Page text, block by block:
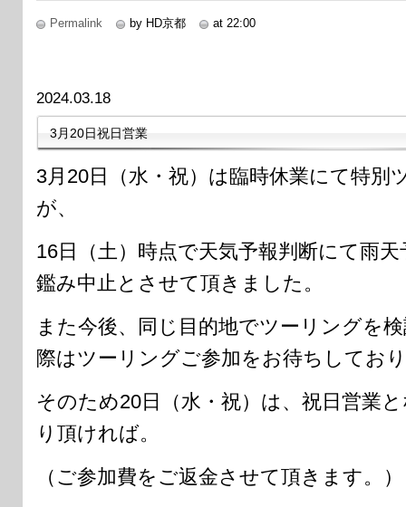
Permalink by HD京都 at 22:00
2024.03.18
3月20日祝日営業
3月20日（水・祝）は臨時休業にて特別
が、
16日（土）時点で天気予報判断にて雨
鑑み中止とさせて頂きました。
また今後、同じ目的地でツーリングを
際はツーリングご参加をお待ちしてお
そのため20日（水・祝）は、祝日営業
り頂ければ。
（ご参加費をご返金させて頂きます。）